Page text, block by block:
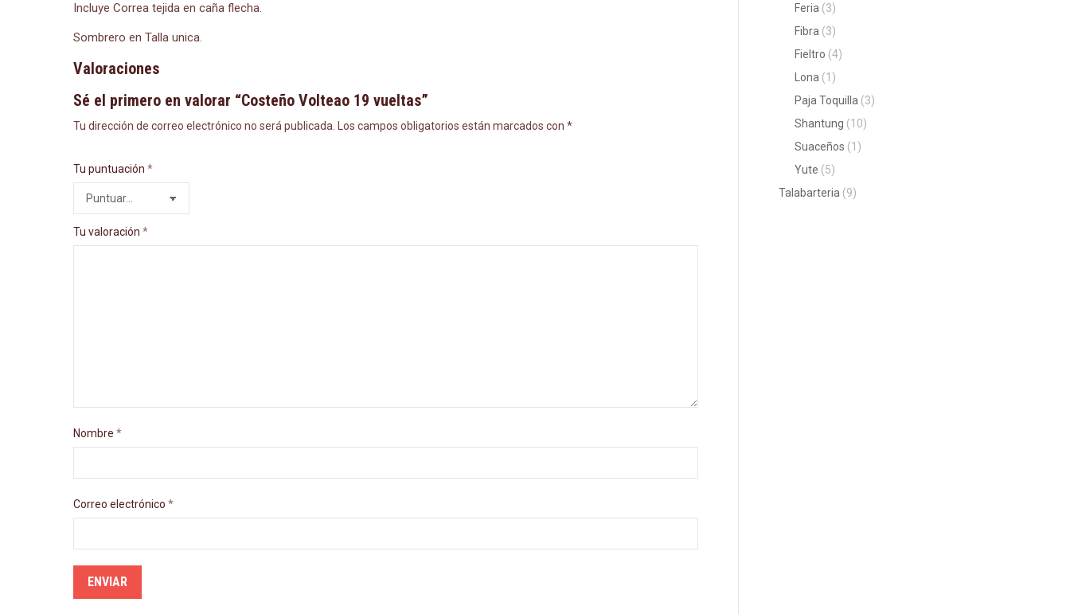
Incluye Correa tejida en caña flecha.
Sombrero en Talla unica.
Valoraciones
Sé el primero en valorar “Costeño Volteao 19 vueltas”
Tu dirección de correo electrónico no será publicada. Los campos obligatorios están marcados con *
Tu puntuación *
Tu valoración *
Nombre *
Correo electrónico *
Feria (3)
Fibra (3)
Fieltro (4)
Lona (1)
Paja Toquilla (3)
Shantung (10)
Suaceños (1)
Yute (5)
Talabarteria (9)